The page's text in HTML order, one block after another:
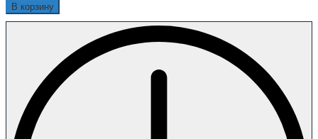
В корзину